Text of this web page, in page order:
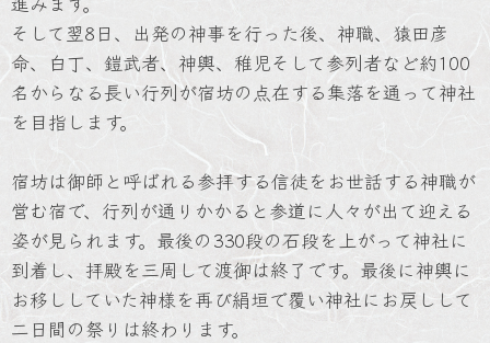
そして翌8日、出発の神事を行った後、神職、猿田彦
命、白丁、鎧武者、神輿、稚児そして参列者など約100
名からなる長い行列が宿坊の点在する集落を通って神社
を目指します。
宿坊は御師と呼ばれる参拝する信徒をお世話する神職が
営む宿で、行列が通りかかると参道に人々が出て迎える
姿が見られます。最後の330段の石段を上がって神社に
到着し、拝殿を三周して渡御は終了です。最後に神輿に
お移ししていた神様を再び絹垣で覆い神社にお戻しして
二日間の祭りは終わります。